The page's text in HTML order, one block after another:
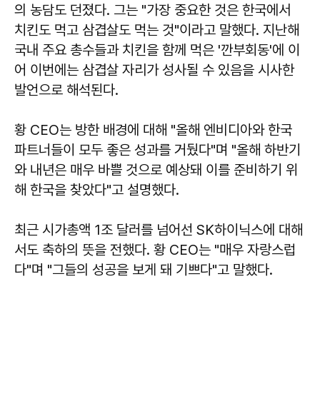
의 농담도 던졌다. 그는 "가장 중요한 것은 한국에서
치킨도 먹고 삼겹살도 먹는 것"이라고 말했다. 지난해
국내 주요 총수들과 치킨을 함께 먹은 '깐부회동'에 이
어 이번에는 삼겹살 자리가 성사될 수 있음을 시사한
발언으로 해석된다.
황 CEO는 방한 배경에 대해 "올해 엔비디아와 한국
파트너들이 모두 좋은 성과를 거뒀다"며 "올해 하반기
와 내년은 매우 바쁠 것으로 예상돼 이를 준비하기 위
해 한국을 찾았다"고 설명했다.
최근 시가총액 1조 달러를 넘어선 SK하이닉스에 대해
서도 축하의 뜻을 전했다. 황 CEO는 "매우 자랑스럽
다"며 "그들의 성공을 보게 돼 기쁘다"고 말했다.